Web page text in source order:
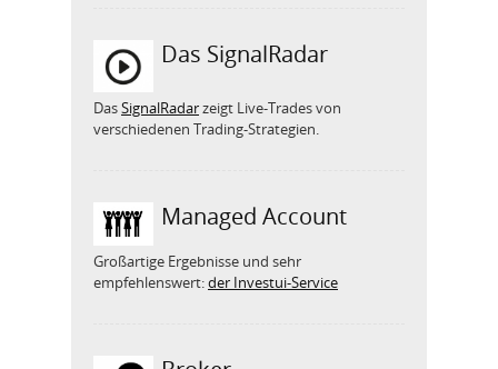
Das SignalRadar
DasSignalRadarzeigt Live-Trades von
verschiedenen Trading-Strategien.
Managed Account
Großartige Ergebnisse und sehr
empfehlenswert:der Investui-Service